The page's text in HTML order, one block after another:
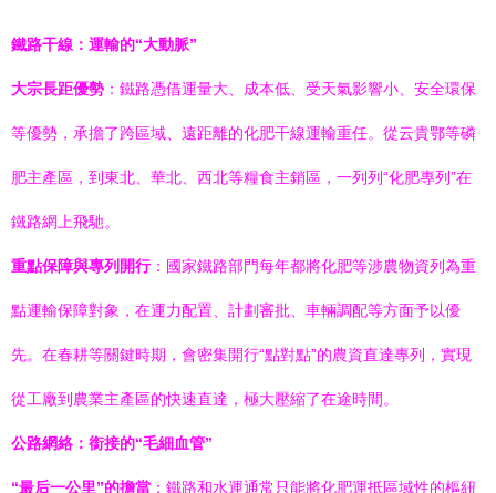
鐵路干線：運輸的“大動脈”
大宗長距優勢 ：鐵路憑借運量大、成本低、受天氣影響小、安全環保
等優勢，承擔了跨區域、遠距離的化肥干線運輸重任。從云貴鄂等磷
肥主產區，到東北、華北、西北等糧食主銷區，一列列“化肥專列”在
鐵路網上飛馳。
重點保障與專列開行：國家鐵路部門每年都將化肥等涉農物資列為重
點運輸保障對象，在運力配置、計劃審批、車輛調配等方面予以優
先。在春耕等關鍵時期，會密集開行“點對點”的農資直達專列，實現
從工廠到農業主產區的快速直達，極大壓縮了在途時間。
公路網絡：銜接的“毛細血管”
“最后一公里”的擔當 ：鐵路和水運通常只能將化肥運抵區域性的樞紐